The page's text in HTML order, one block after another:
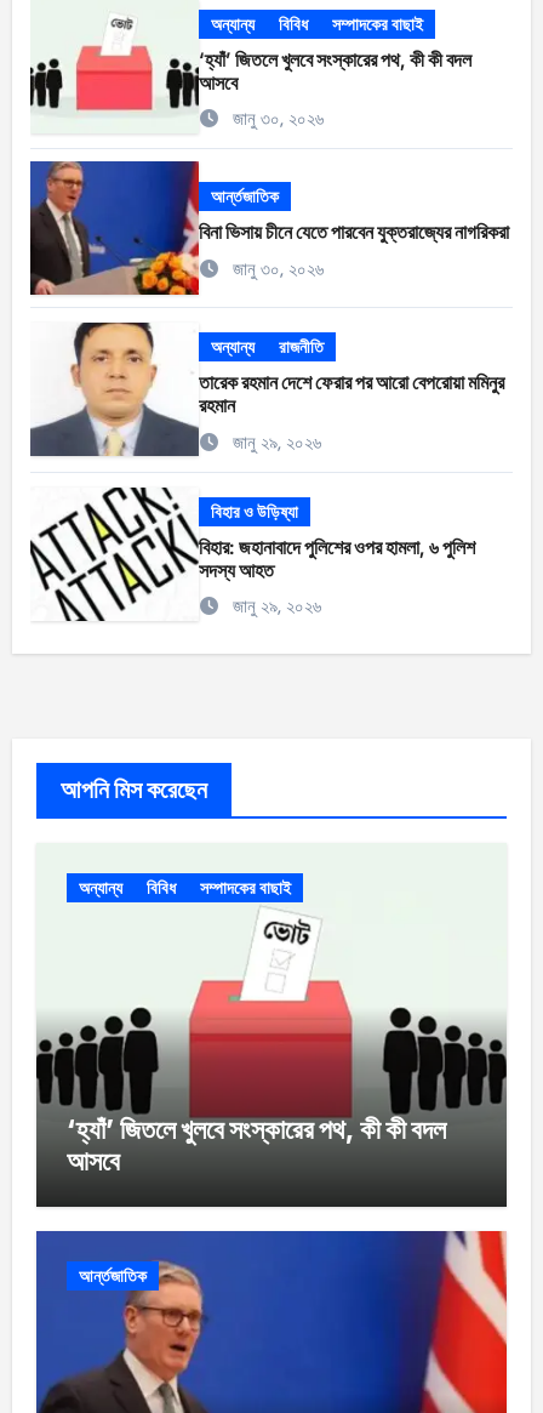
অন্যান্য বিবিধ সম্পাদকের বাছাই
‘হ্যাঁ’ জিতলে খুলবে সংস্কারের পথ, কী কী বদল
আসবে
জানু ৩০, ২০২৬
আর্ন্তজাতিক
বিনা ভিসায় চীনে যেতে পারবেন যুক্তরাজ্যের নাগরিকরা
জানু ৩০, ২০২৬
অন্যান্য রাজনীতি
তারেক রহমান দেশে ফেরার পর আরো বেপরোয়া মমিনুর
রহমান
জানু ২৯, ২০২৬
বিহার ও উড়িষ্যা
বিহার: জহানাবাদে পুলিশের ওপর হামলা, ৬ পুলিশ
সদস্য আহত
জানু ২৯, ২০২৬
আপনি মিস করেছেন
অন্যান্য বিবিধ সম্পাদকের বাছাই
‘হ্যাঁ’ জিতলে খুলবে সংস্কারের পথ, কী কী বদল
আসবে
আর্ন্তজাতিক